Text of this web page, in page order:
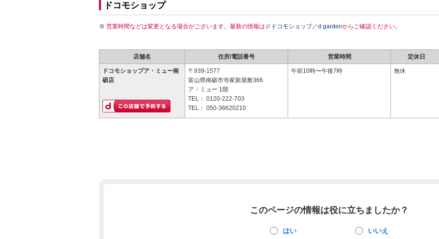
ドコモショップ
営業時間などは変更となる場合がございます。最新の情報は ドコモショップ／d gardenからご確認ください。
店舗名 住所/電話番号 営業時間 定休日
ドコモショップア・ミュー南
砺店
〒939-1577
富山県南砺市寺家新屋敷366
ア・ミュー 1階
TEL： 0120-222-703
TEL： 050-36620210
午前10時〜午後7時 無休
このページの情報は役に立ちましたか？
はい いいえ